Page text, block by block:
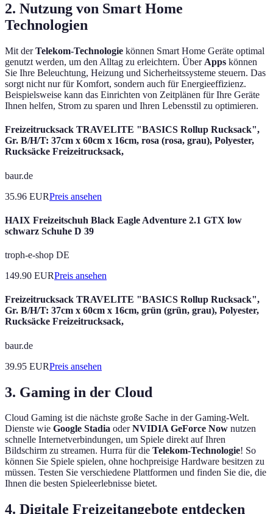
2. Nutzung von Smart Home
Technologien
Mit derTelekom-Technologie können Smart Home Geräte optimal
genutzt werden, um den Alltag zu erleichtern. Über Apps können
Sie Ihre Beleuchtung, Heizung und Sicherheitssysteme steuern. Das
sorgt nicht nur für Komfort, sondern auch für Energieeffizienz.
Beispielsweise kann das Einrichten von Zeitplänen für Ihre Geräte
Ihnen helfen, Strom zu sparen und Ihren Lebensstil zu optimieren.
Freizeitrucksack TRAVELITE "BASICS Rollup Rucksack",
Gr. B/H/T: 37cm x 60cm x 16cm, rosa (rosa, grau), Polyester,
Rucksäcke Freizeitrucksack,
baur.de
35.96 EURPreis ansehen
HAIX Freizeitschuh Black Eagle Adventure 2.1 GTX low
schwarz Schuhe D 39
troph-e-shop DE
149.90 EURPreis ansehen
Freizeitrucksack TRAVELITE "BASICS Rollup Rucksack",
Gr. B/H/T: 37cm x 60cm x 16cm, grün (grün, grau), Polyester,
Rucksäcke Freizeitrucksack,
baur.de
39.95 EURPreis ansehen
3. Gaming in der Cloud
Cloud Gaming ist die nächste große Sache in der Gaming-Welt.
Dienste wie Google Stadia oderNVIDIA GeForce Now nutzen
schnelle Internetverbindungen, um Spiele direkt auf Ihren
Bildschirm zu streamen. Hurra für die Telekom-Technologie! So
können Sie Spiele spielen, ohne hochpreisige Hardware besitzen zu
müssen. Testen Sie verschiedene Plattformen und finden Sie die, die
Ihnen die besten Spieleerlebnisse bietet.
4. Digitale Freizeitangebote entdecken